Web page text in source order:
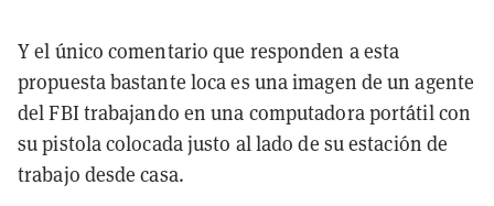
Y el único comentario que responden a esta
propuesta bastante loca es una imagen de un agente
del FBI trabajando en una computadora portátil con
su pistola colocada justo al lado de su estación de
trabajo desde casa.